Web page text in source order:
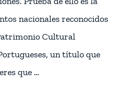
nacionales reconocidos
Cultural
un título que
que …